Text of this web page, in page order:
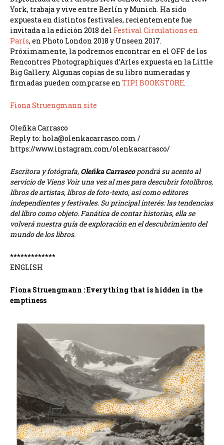
York, trabaja y vive entre Berlín y Munich. Ha sido
expuesta en distintos festivales, recientemente fue
invitada a la edición 2018 del Festival Circulations en
París, en Photo London 2018 y Unseen 2017.
Próximamente, la podremos encontrar en el OFF de los
Rencontres Photographiques d’Arles expuesta en la Little
Big Gallery. Algunas copias de su libro numeradas y
firmadas pueden comprarse en TIPI BOOKSTORE.
Fiona Struengmann site
Oleñka Carrasco
Reply to: hola@olenkacarrasco.com /
https://www.instagram.com/olenkacarrasco/
Escritora y fotógrafa, Oleñka Carrascopondrá su acento al
servicio de Viens Voir una vez al mes para descubrir fotolibros,
libros de artistas, libros de foto-texto, así como editores
independientes y festivales. Su principal interés: las tendencias
del libro como objeto. Fanática de contar historias, ella se
volverá nuestra guía de exploración en el descubrimiento del
mundo de los libros.
*************
ENGLISH
Fiona Struengmann : Everything that is hidden in the
emptiness